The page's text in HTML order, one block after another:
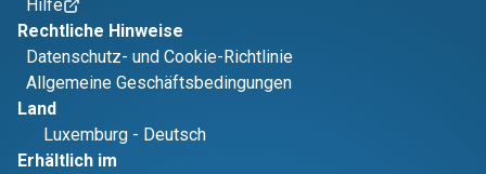
Hilfe
Rechtliche Hinweise
Datenschutz- und Cookie-Richtlinie
Allgemeine Geschäftsbedingungen
Land
Luxemburg - Deutsch
Erhältlich im